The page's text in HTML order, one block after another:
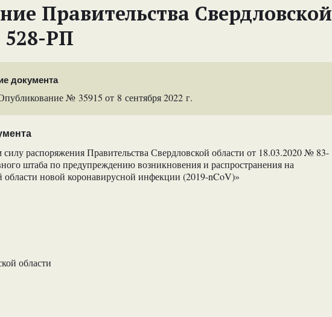
Правительства Свердловской
РП
документа
№ 35915 от 8 сентября 2022 г.
распоряжения Правительства Свердловской области от 18.03.2020 № 83-
штаба по предупреждению возникновения и распространения на
области новой коронавирусной инфекции (2019-nCoV)»
области